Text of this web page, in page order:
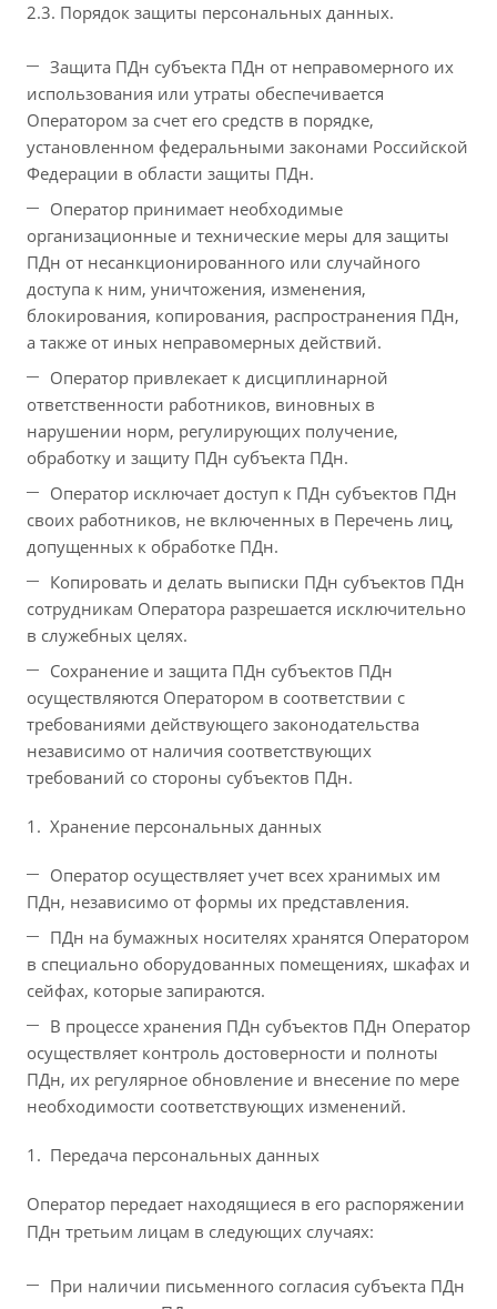
2.3. Порядок защиты персональных данных.
Защита ПДн субъекта ПДн от неправомерного их
использования или утраты обеспечивается
Оператором за счет его средств в порядке,
установленном федеральными законами Российской
Федерации в области защиты ПДн.
Оператор принимает необходимые
организационные и технические меры для защиты
ПДн от несанкционированного или случайного
доступа к ним, уничтожения, изменения,
блокирования, копирования, распространения ПДн,
а также от иных неправомерных действий.
Оператор привлекает к дисциплинарной
ответственности работников, виновных в
нарушении норм, регулирующих получение,
обработку и защиту ПДн субъекта ПДн.
Оператор исключает доступ к ПДн субъектов ПДн
своих работников, не включенных в Перечень лиц,
допущенных к обработке ПДн.
Копировать и делать выписки ПДн субъектов ПДн
сотрудникам Оператора разрешается исключительно
в служебных целях.
Сохранение и защита ПДн субъектов ПДн
осуществляются Оператором в соответствии с
требованиями действующего законодательства
независимо от наличия соответствующих
требований со стороны субъектов ПДн.
Хранение персональных данных
Оператор осуществляет учет всех хранимых им
ПДн, независимо от формы их представления.
ПДн на бумажных носителях хранятся Оператором
в специально оборудованных помещениях, шкафах и
сейфах, которые запираются.
В процессе хранения ПДн субъектов ПДн Оператор
осуществляет контроль достоверности и полноты
ПДн, их регулярное обновление и внесение по мере
необходимости соответствующих изменений.
Передача персональных данных
Оператор передает находящиеся в его распоряжении
ПДн третьим лицам в следующих случаях:
При наличии письменного согласия субъекта ПДн